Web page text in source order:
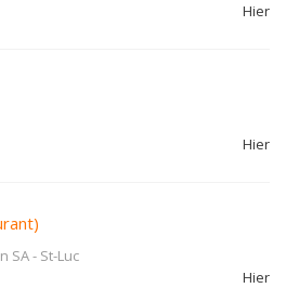
Hier
Hier
SA- St-Luc
Hier